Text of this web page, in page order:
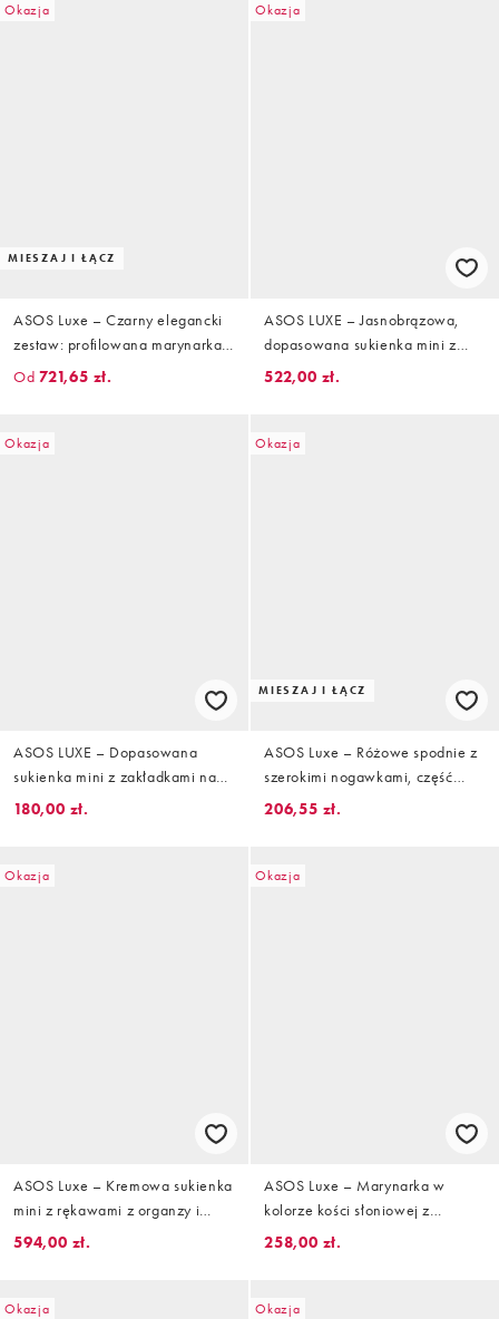
Okazja
MIESZAJ I ŁĄCZ
ASOS Luxe – Czarny elegancki
zestaw: profilowana marynarka i
spódnica mini
Od 721,65 zł.
Okazja
ASOS LUXE – Jasnobrązowa,
dopasowana sukienka mini z
dekoltem bandeau i ozdobnymi
522,00 zł.
Okazja
ASOS LUXE – Dopasowana
sukienka mini z zakładkami na
biodrach w kolorze kości
180,00 zł.
Okazja
MIESZAJ I ŁĄCZ
ASOS Luxe – Różowe spodnie z
szerokimi nogawkami, część
zestawu
206,55 zł.
Okazja
ASOS Luxe – Kremowa sukienka
mini z rękawami z organzy i
ozdobnymi kwiatami
594,00 zł.
Okazja
ASOS Luxe – Marynarka w
kolorze kości słoniowej z
odsłoniętymi ramionami i
258,00 zł.
Okazja Okazja